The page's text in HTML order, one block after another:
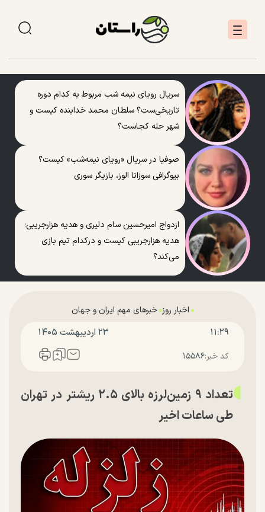
سریال رویای نیمه شب مربوط به کدام دوره
تاریخی‌ست؟ سلطان محمد خدابنده کیست و
شهر حله کجاست؟
صوفیا در سریال «رویای نیمه‌شب» کیست؟
بیوگرافی سوزانا الوز، بازیگر سوری
ازدواج امیرحسین سام دلیری و هدیه هزارجریبی؛
هدیه هزارجریبی کیست و درکدام تیم بازی
می‌کند؟
اخبار روز خبرهای مهم ایران و جهان
۱۱:۲۹ ۲۳ ارديبهشت ۱۴۰۵
کد خبر:۱۵۵۸۶
تعداد ۹ زمین‌لرزه بالای ۲.۵ ریشتر در تهران
طی ساعات اخیر